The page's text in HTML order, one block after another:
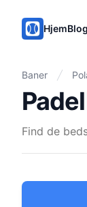
PadelMix
HjemBlog
Baner
Find de